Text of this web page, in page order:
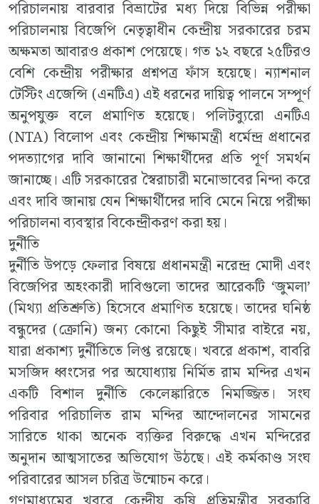
পরিচালনায় বারবার বিভ্রাটের মধ্য দিয়ে বিভিন্ন পরীক্ষা
পরিচালনায় বিজেপি নেতৃত্বাধীন কেন্দ্রীয় সরকারের চরম
অক্ষমতা আবারও প্রকাশ পেয়েছে। গত ১২ বছরে ২৫টিরও
বেশি কেন্দ্রীয় পরীক্ষার প্রশ্নপত্র ফাঁস হয়েছে। ন্যাশনাল
টেস্টিং এজেন্সি (এনটিএ) এই ধরনের দায়িত্ব পালনে সম্পূর্ণ
অনুপযুক্ত বলে প্রমাণিত হয়েছে। পলিটব্যুরো এনটিএ
(NTA) বিলোপ এবং কেন্দ্রীয় শিক্ষামন্ত্রী ধর্মেন্দ্র প্রধানের
পদত্যাগের দাবি জানানো শিক্ষার্থীদের প্রতি পূর্ণ সমর্থন
জানাচ্ছে। এটি সরকারের স্বৈরাচারী মনোভাবের নিন্দা করে
এবং দাবি জানায় যেন শিক্ষার্থীদের দাবি মেনে নিয়ে পরীক্ষা
পরিচালনা ব্যবস্থার বিকেন্দ্রীকরণ করা হয়।
দুর্নীতি
দুর্নীতি উপড়ে ফেলার বিষয়ে প্রধানমন্ত্রী নরেন্দ্র মোদী এবং
বিজেপির অহংকারী দাবিগুলো তাদের আরেকটি ‘জুমলা’
(মিথ্যা প্রতিশ্রুতি) হিসেবে প্রমাণিত হয়েছে। তাদের ঘনিষ্ঠ
বন্ধুদের (ক্রোনি) জন্য কোনো কিছুই সীমার বাইরে নয়,
যারা প্রকাশ্য দুর্নীতিতে লিপ্ত রয়েছে। খবরে প্রকাশ, বাবরি
মসজিদ ধ্বংসের পর অযোধ্যায় নির্মিত রাম মন্দির এখন
একটি বিশাল দুর্নীতি কেলেঙ্কারিতে নিমজ্জিত। সংঘ
পরিবার পরিচালিত রাম মন্দির আন্দোলনের সামনের
সারিতে থাকা অনেক ব্যক্তির বিরুদ্ধে এখন মন্দিরের
অনুদান আত্মসাতের অভিযোগ উঠছে। এই কর্মকাণ্ড সংঘ
পরিবারের আসল চরিত্র উন্মোচন করে।